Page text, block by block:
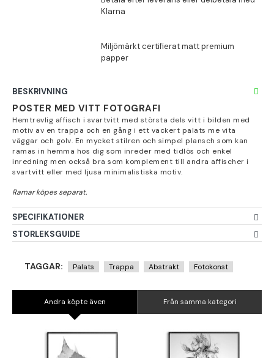
BESKRIVNING
POSTER MED VITT FOTOGRAFI
Hemtrevlig affisch i svartvitt med största dels vitt i bilden med
motiv av en trappa och en gång i ett vackert palats me vita
väggar och golv. En mycket stilren och simpel plansch som kan
ramas in hemma hos dig som inreder med tidlös och enkel
inredning men också bra som komplement till andra affischer i
svartvitt eller med ljusa minimalistiska motiv.
SPECIFIKATIONER
STORLEKSGUIDE
TAGGAR: Palats Trappa Abstrakt Fotokonst
Andra köpte även Från samma kategori